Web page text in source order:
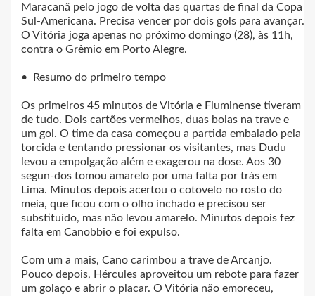
Maracanã pelo jogo de volta das quartas de final da Copa
Sul-Americana. Precisa vencer por dois gols para avançar.
O Vitória joga apenas no próximo domingo (28), às 11h,
contra o Grêmio em Porto Alegre.
• Resumo do primeiro tempo
Os primeiros 45 minutos de Vitória e Fluminense tiveram
de tudo. Dois cartões vermelhos, duas bolas na trave e
um gol. O time da casa começou a partida embalado pela
torcida e tentando pressionar os visitantes, mas Dudu
levou a empolgação além e exagerou na dose. Aos 30
segun-dos tomou amarelo por uma falta por trás em
Lima. Minutos depois acertou o cotovelo no rosto do
meia, que ficou com o olho inchado e precisou ser
substituído, mas não levou amarelo. Minutos depois fez
falta em Canobbio e foi expulso.
Com um a mais, Cano carimbou a trave de Arcanjo.
Pouco depois, Hércules aproveitou um rebote para fazer
um golaço e abrir o placar. O Vitória não emoreceu,